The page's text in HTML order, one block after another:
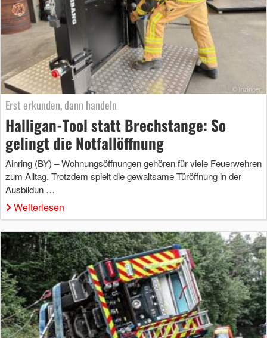
Erst erkunden, dann handeln
Halligan-Tool statt Brechstange: So
gelingt die Notfallöffnung
Ainring (BY) – Wohnungsöffnungen gehören für viele Feuerwehren
zum Alltag. Trotzdem spielt die gewaltsame Türöffnung in der
Ausbildun …
Weiterlesen